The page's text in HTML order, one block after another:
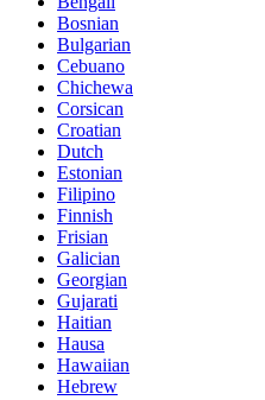
Bosnian
Bulgarian
Cebuano
Chichewa
Corsican
Croatian
Dutch
Estonian
Filipino
Finnish
Frisian
Galician
Georgian
Gujarati
Haitian
Hausa
Hawaiian
Hebrew